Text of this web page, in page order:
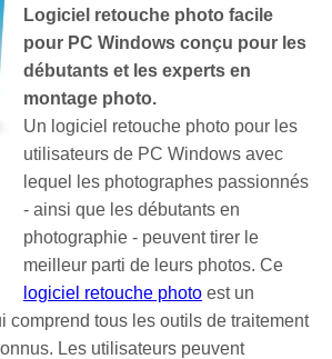
Logiciel retouche photo facile
pour PC Windows conçu pour les
débutants et les experts en
montage photo.
Un logiciel retouche photo pour les
utilisateurs de PC Windows avec
lequel les photographes passionnés
- ainsi que les débutants en
photographie - peuvent tirer le
meilleur parti de leurs photos. Ce
logiciel retouche photo est un
comprend tous les outils de traitement
Les utilisateurs peuvent